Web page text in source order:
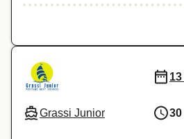
Grassi Junior
13
30